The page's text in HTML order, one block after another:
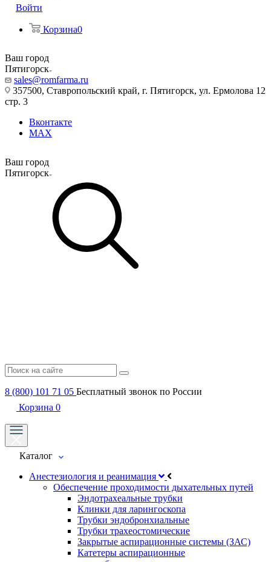
Войти
Корзина0
Ваш город
Пятигорск
sales@romfarma.ru
357500, Ставропольский край, г. Пятигорск, ул. Ермолова 12
стр. 3
Вконтакте
MAX
Ваш город
Пятигорск
8 (800) 101 71 05 Бесплатный звонок по России
Корзина 0
Каталог
Анестезиология и реанимация
Обеспечение проходимости дыхательных путей
Эндотрахеальные трубки
Клинки для ларингоскопа
Трубки эндобронхиальные
Трубки трахеостомические
Закрытые аспирационные системы (ЗАС)
Катетеры аспирационные